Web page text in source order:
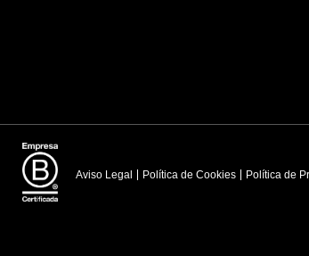
Aviso Legal Política de Cookies Política de